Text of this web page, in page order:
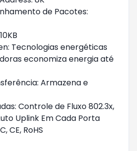
de Pacotes:
Tecnologias energéticas
economiza energia até
Armazena e
Controle de Fluxo 802.3x,
Uplink Em Cada Porta
CE, RoHS